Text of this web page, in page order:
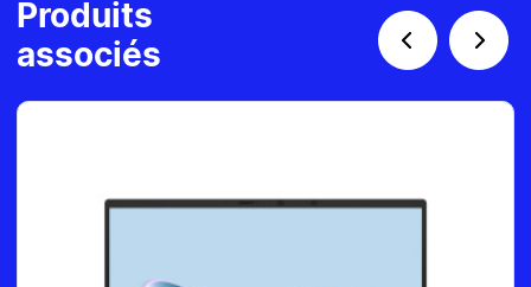
Produits
associés